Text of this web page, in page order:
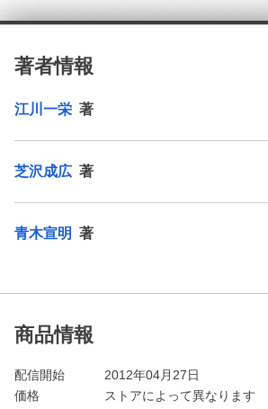
著者情報
江川一栄 著
芝沢成広 著
青木宣明 著
商品情報
配信開始
2012年04月27日
価格
ストアによって異なります